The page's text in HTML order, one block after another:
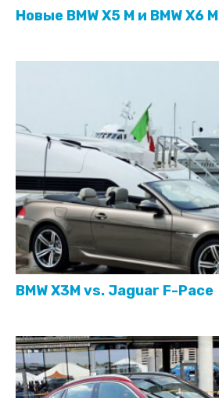
Нoвые BMW X5 M и BMW X6 M
BMW X3M vs. Jaguar F-Pace